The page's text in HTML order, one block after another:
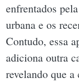
enfrentados
urbana e os
Contudo, essa
adiciona outra
revelando que